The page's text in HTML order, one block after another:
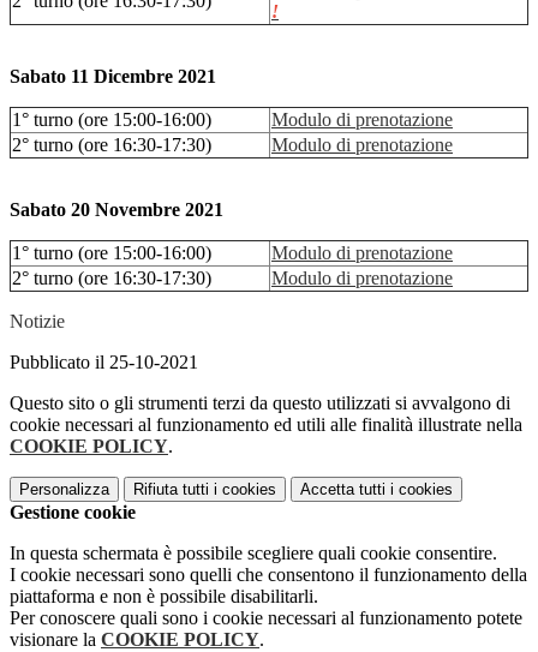
!
Sabato 11 Dicembre 2021
1° turno (ore 15:00-16:00)
Modulo di prenotazione
2° turno (ore 16:30-17:30)
Modulo di prenotazione
Sabato 20 Novembre 2021
1° turno (ore 15:00-16:00)
Modulo di prenotazione
2° turno (ore 16:30-17:30)
Modulo di prenotazione
Notizie
Pubblicato il 25-10-2021
Questo sito o gli strumenti terzi da questo utilizzati si avvalgono di
cookie necessari al funzionamento ed utili alle finalità illustrate nella
COOKIE POLICY.
Personalizza Rifiuta tutti i cookies Accetta tutti i cookies
Gestione cookie
In questa schermata è possibile scegliere quali cookie consentire.
I cookie necessari sono quelli che consentono il funzionamento della
piattaforma e non è possibile disabilitarli.
Per conoscere quali sono i cookie necessari al funzionamento potete
visionare la COOKIE POLICY.